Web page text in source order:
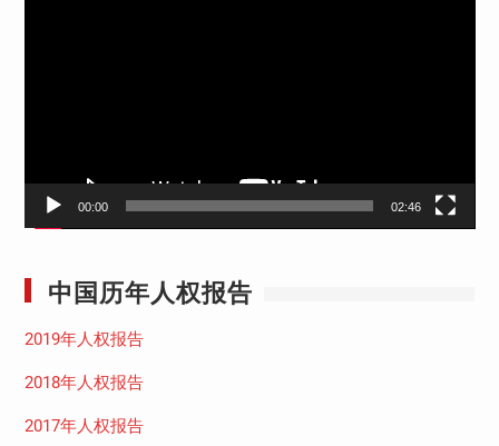
00:00 02:46
中国历年人权报告
2019年人权报告
2018年人权报告
2017年人权报告